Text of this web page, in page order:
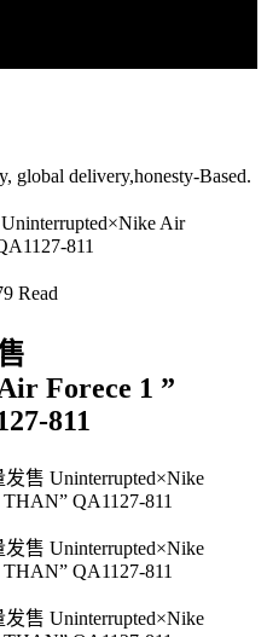
global delivery,honesty-Based.
Read
Forece 1 ”
811